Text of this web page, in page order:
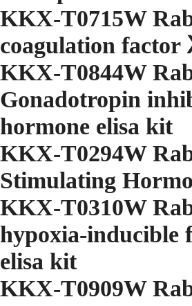
KKX-T0715W
coagulation
KKX-T0844W
Gonadotropin
hormone elisa kit
KKX-T0294W
Stimulating
KKX-T0310W
hypoxia-inducible
elisa kit
KKX-T0909W